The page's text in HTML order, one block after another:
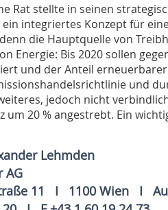
Rat stellte in seinen
ein integriertes Konzept für
die Hauptquelle von
Energie: Bis 2020 sollen
und der Anteil
und
jedoch nicht
um 20 % angestrebt. Ein
Lehmden
AG
11 I 1100 Wien I